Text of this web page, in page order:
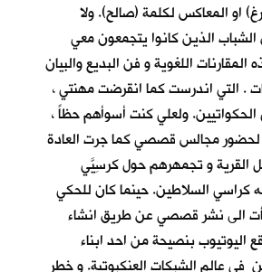
او المعاكس لكلمة (صالح). ولا
الذين كانوا يتجمعون معي
اللغوية و فن البديع والبيان
. التي اندرست كما انقرضت مهنتي ،
الحكواتيين. ولعلي كنت أسوأهم حظاً ،
مجالس قصصي كما جرت العادة
القرية و تجمهرهم حول كرسِيّيَ
كراسي السلاطين. حينما كان للحكي
الى نشر قصصي عن طريق انشاء
اليوتيوب بنصيحة من احد ابناء
في عالم الشبكات العنكبوتية. و خطر